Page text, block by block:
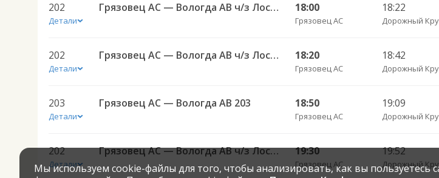
202
Детали
Грязовец АС — Вологда АВ ч/з Лоста 202 18:00
Грязовец АС
18:22
202
Детали
Грязовец АС — Вологда АВ ч/з Лоста 202 18:20
Грязовец АС
18:42
203
Детали
Грязовец АС — Вологда АВ 203 18:50
Грязовец АС
19:09
202
Детали
Грязовец АС — Вологда АВ ч/з Лоста 202 19:30
Грязовец АС
19:52
Мы используем cookie-файлы для того, чтобы анализировать, как вы